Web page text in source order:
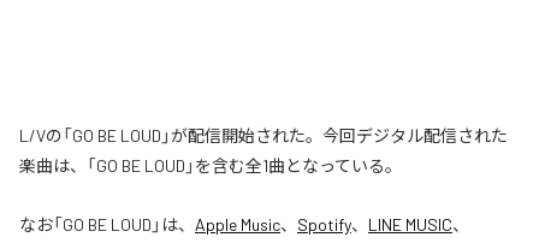
L/Vの「GO BE LOUD」が配信開始された。今回デジタル配信された
楽曲は、「GO BE LOUD」を含む全1曲となっている。
なお「GO BE LOUD 」は、 Apple Music、 Spotify、 LINE MUSIC、